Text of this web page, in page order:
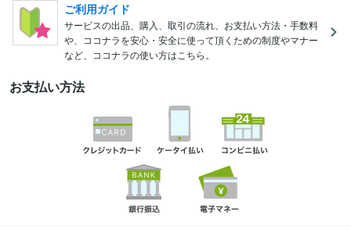
ご利用ガイド
サービスの出品、購入、取引の流れ、お支払い方法・手数料
や、ココナラを安心・安全に使って頂くための制度やマナー
など、ココナラの使い方はこちら。
お支払い方法